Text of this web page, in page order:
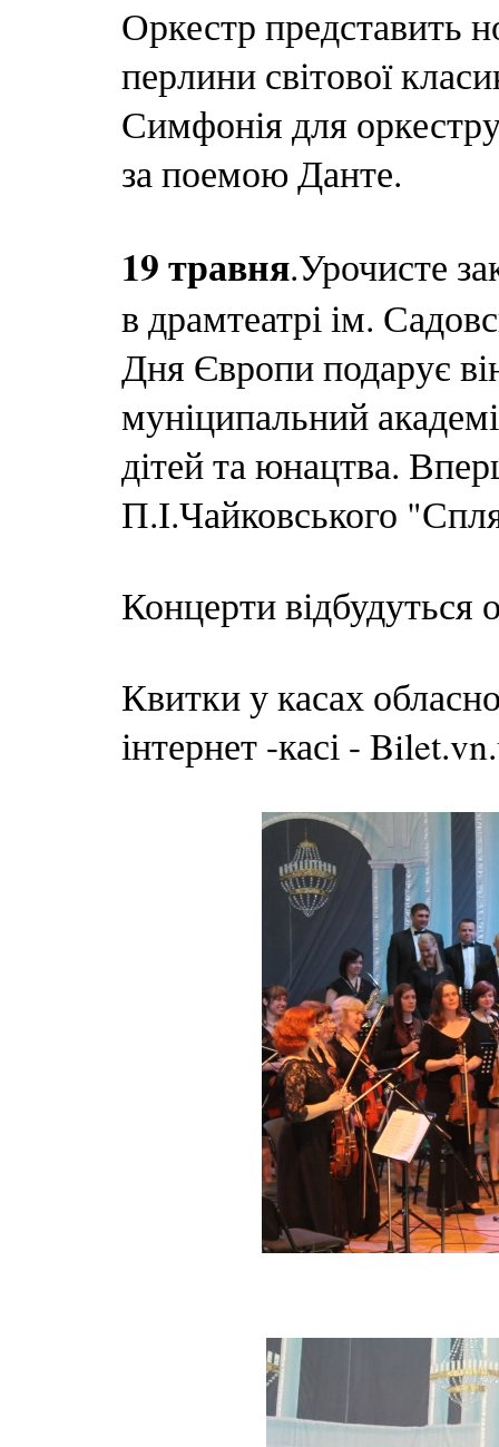
Оркестр представить
перлини світової
Симфонія для
за поемою Данте.
19 травня.Урочисте
в драмтеатрі ім.
Дня Європи подарує
муніципальний
дітей та юнацтва.
П.І.Чайковського
Концерти відбудуться
Квитки у касах
інтернет -касі -